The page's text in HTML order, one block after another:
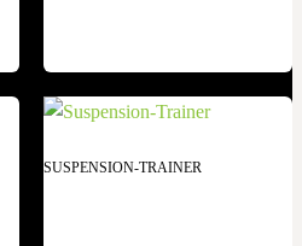
SUSPENSION-TRAINER